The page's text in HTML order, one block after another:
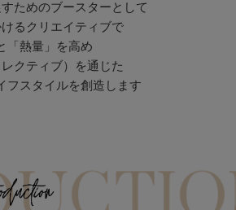
ためのブースターとして
るクリエイティブで
「熱量」を高め
クティブ）を通じた
フスタイルを創造します